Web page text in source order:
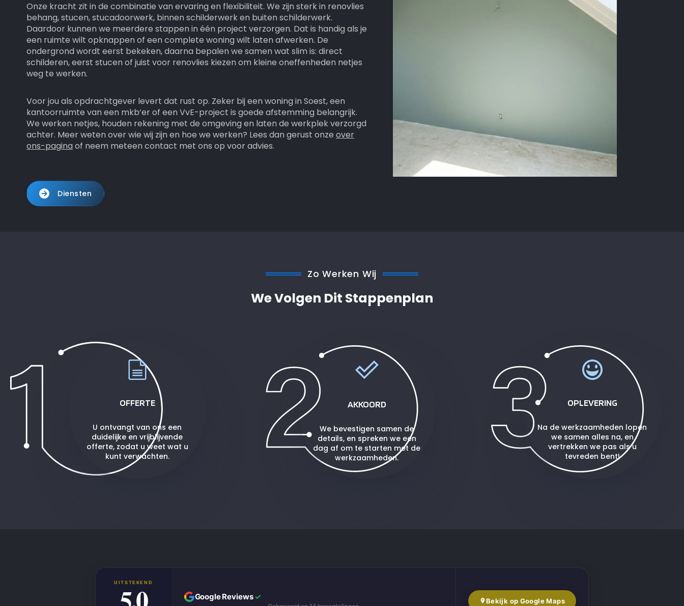
Onze kracht zit in de combinatie van ervaring en flexibiliteit. We zijn sterk in renovlies
behang, stucen, stucadoorwerk, binnen schilderwerk en buiten schilderwerk.
Daardoor kunnen we meerdere stappen in één project verzorgen. Dat is handig als je
een ruimte wilt opknappen of een complete woning wilt laten afwerken. De
ondergrond wordt eerst bekeken, daarna bepalen we samen wat slim is: direct
schilderen, eerst stucen of juist voor renovlies kiezen om kleine oneffenheden netjes
weg te werken.
Voor jou als opdrachtgever levert dat rust op. Zeker bij een woning in Soest, een
kantoorruimte van een mkb’er of een VvE-project is goede afstemming belangrijk.
We werken netjes, houden rekening met de omgeving en laten de werkplek verzorgd
achter. Meer weten over wie wij zijn en hoe we werken? Lees dan gerust onze over
ons-pagina of neem meteen contact met ons op voor advies.
Diensten
Zo Werken Wij
We Volgen Dit Stappenplan
OFFERTE
U ontvangt van ons een
duidelijke en vrijblijvende
offerte, zodat u weet wat u
kunt verwachten.
AKKOORD
We bevestigen samen de
details, en spreken we een
dag af om te starten met de
werkzaamheden.
OPLEVERING
Na de werkzaamheden lopen
we samen alles na, en
vertrekken we pas als u
tevreden bent!
UITSTEKEND
Google Reviews✓ Bekijk op Google Maps